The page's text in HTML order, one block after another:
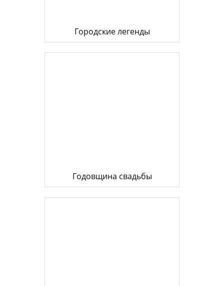
Городские легенды
Годовщина свадьбы